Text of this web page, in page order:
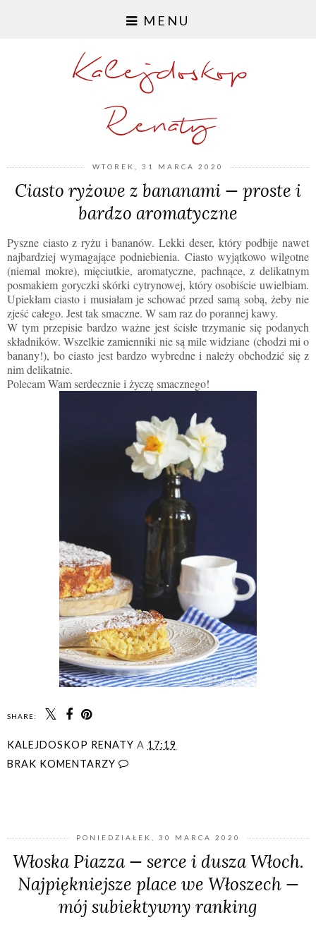
MENU
Kalejdoskop
Renaty
WTOREK, 31 MARCA 2020
Ciasto ryżowe z bananami — proste i
bardzo aromatyczne
Pyszne ciasto z ryżu i bananów. Lekki deser, który podbije nawet
najbardziej wymagające podniebienia. Ciasto wyjątkowo wilgotne
(niemal mokre), mięciutkie, aromatyczne, pachnące, z delikatnym
posmakiem goryczki skórki cytrynowej, który osobiście uwielbiam.
Upiekłam ciasto i musiałam je schować przed samą sobą, żeby nie
zjeść całego. Jest tak smaczne. W sam raz do porannej kawy.
W tym przepisie bardzo ważne jest ścisłe trzymanie się podanych
składników. Wszelkie zamienniki nie są mile widziane (chodzi mi o
banany!), bo ciasto jest bardzo wybredne i należy obchodzić się z
nim delikatnie.
Polecam Wam serdecznie i życzę smacznego!
SHARE:
KALEJDOSKOP RENATY A 17:19
BRAK KOMENTARZY
PONIEDZIAŁEK, 30 MARCA 2020
Włoska Piazza — serce i dusza Włoch.
Najpiękniejsze place we Włoszech —
mój subiektywny ranking